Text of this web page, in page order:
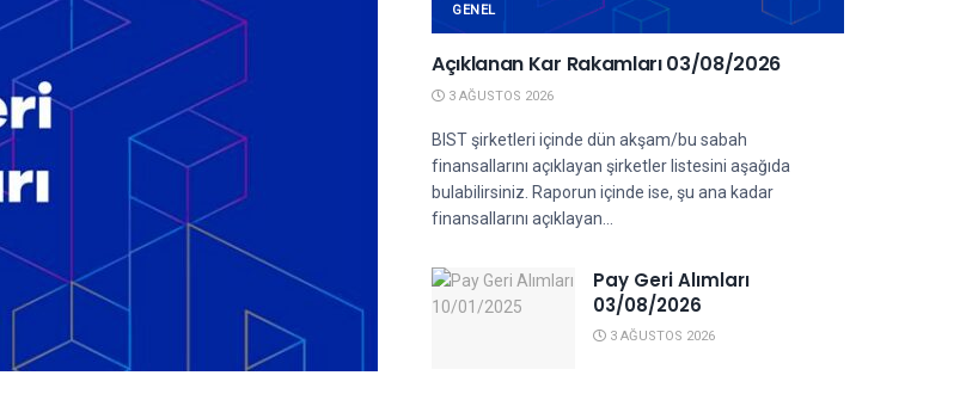
GENEL
Açıklanan Kar Rakamları 03/08/2026
3 AĞUSTOS 2026
BIST şirketleri içinde dün akşam/bu sabah
finansallarını açıklayan şirketler listesini aşağıda
bulabilirsiniz. Raporun içinde ise, şu ana kadar
finansallarını açıklayan...
Pay Geri Alımları
03/08/2026
3 AĞUSTOS 2026